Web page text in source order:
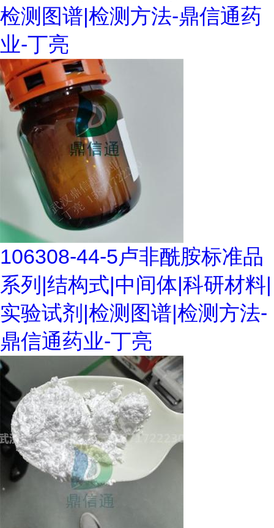
检测图谱|检测方法-鼎信通药
业-丁亮
106308-44-5卢非酰胺标准品
系列|结构式|中间体|科研材料|
实验试剂|检测图谱|检测方法-
鼎信通药业-丁亮